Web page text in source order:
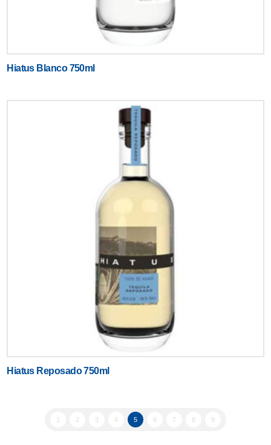
Hiatus Blanco 750ml
Hiatus Reposado 750ml
1 2 3 4 5 6 7 8 9